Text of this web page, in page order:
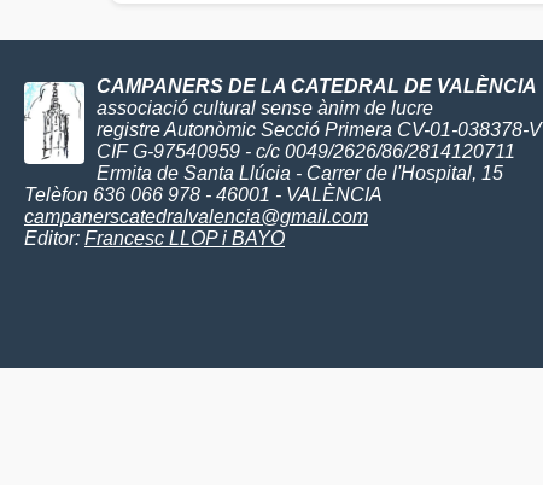
CAMPANERS DE LA CATEDRAL DE VALÈNCIA
associació cultural sense ànim de lucre
registre Autonòmic Secció Primera CV-01-038378-V
CIF G-97540959 - c/c 0049/2626/86/2814120711
Ermita de Santa Llúcia - Carrer de l'Hospital, 15
Telèfon 636 066 978 - 46001 - VALÈNCIA
campanerscatedralvalencia@gmail.com
Editor: Francesc LLOP i BAYO